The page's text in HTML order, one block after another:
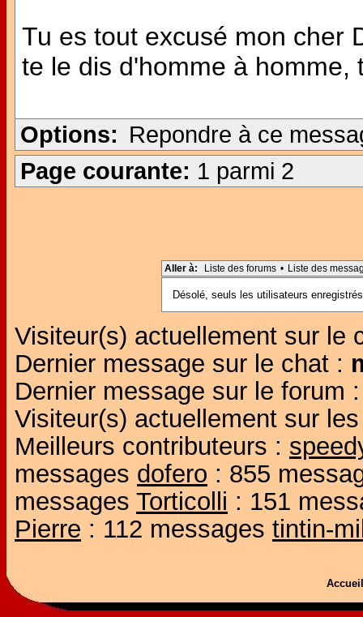
Tu es tout excusé mon cher
te le dis d'homme à homme,
Options: Repondre à ce
Page courante: 1 parmi 2
Aller à: Liste des forums • Liste des
Désolé, seuls les utilisateurs
Visiteur(s) actuellement sur le
Dernier message sur le chat :
Dernier message sur le forum
Visiteur(s) actuellement sur
Meilleurs contributeurs :
messages dofero : 855
messages Torticolli : 151
Pierre : 112 messages tintin-